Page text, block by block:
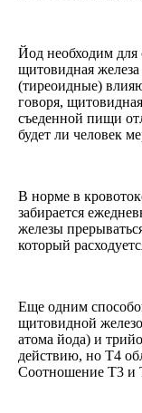
Йод необходим для
щитовидная
(тиреоидные)
говоря, щитовидная
съеденной пищи
будет ли человек
В норме в
забирается
железы
который
Еще одним
щитовидной
атома йода) и
действию, но Т4
Соотношение Т3 и